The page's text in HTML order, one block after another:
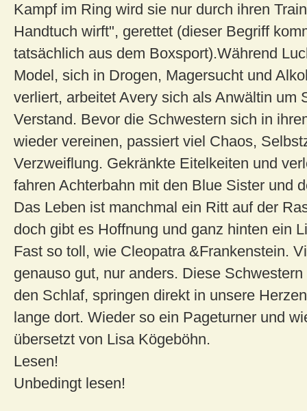
Kampf im Ring wird sie nur durch ihren
Handtuch wirft", gerettet (dieser Begriff
tatsächlich aus dem Boxsport).Während
Model, sich in Drogen, Magersucht und
verliert, arbeitet Avery sich als Anwältin um
Verstand. Bevor die Schwestern sich in
wieder vereinen, passiert viel Chaos,
Verzweiflung. Gekränkte Eitelkeiten und
fahren Achterbahn mit den Blue Sister und
Das Leben ist manchmal ein Ritt auf der
doch gibt es Hoffnung und ganz hinten ein
Fast so toll, wie Cleopatra &Frankenstein.
genauso gut, nur anders. Diese
den Schlaf, springen direkt in unsere
lange dort. Wieder so ein Pageturner und
übersetzt von Lisa Kögeböhn.
Lesen!
Unbedingt lesen!